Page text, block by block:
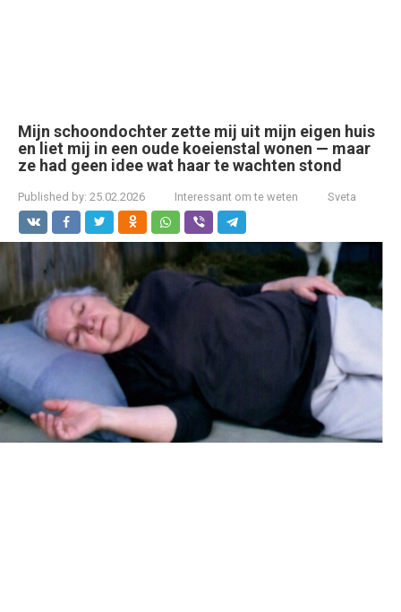
Mijn schoondochter zette mij uit mijn eigen huis
en liet mij in een oude koeienstal wonen — maar
ze had geen idee wat haar te wachten stond
Published by: 25.02.2026 Interessant om te weten Sveta